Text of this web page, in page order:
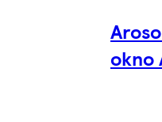
okno